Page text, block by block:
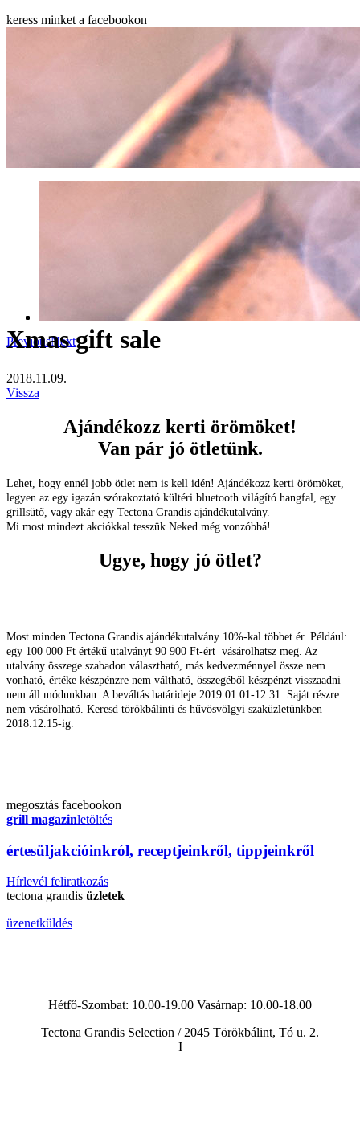
keress minket a facebookon
PreviousNext
Xmas gift sale
2018.11.09.
Vissza
Ajándékozz kerti örömöket!
Van pár jó ötletünk.
Lehet, hogy ennél jobb ötlet nem is kell idén! Ajándékozz kerti örömöket,
legyen az egy igazán szórakoztató kültéri bluetooth világító hangfal, egy
grillsütő, vagy akár egy Tectona Grandis ajándékutalvány.
Mi most mindezt akciókkal tesszük Neked még vonzóbbá!
Ugye, hogy jó ötlet?
Most minden Tectona Grandis ajándékutalvány 10%-kal többet ér. Például:
egy 100 000 Ft értékű utalványt 90 900 Ft-ért vásárolhatsz meg. Az
utalvány összege szabadon választható, más kedvezménnyel össze nem
vonható, értéke készpénzre nem váltható, összegéből készpénzt visszaadni
nem áll módunkban. A beváltás határideje 2019.01.01-12.31. Saját részre
nem vásárolható. Keresd törökbálinti és hűvösvölgyi szaküzletünkben
2018.12.15-ig.
megosztás facebookon
grill magazinletöltés
értesüljakcióinkról, receptjeinkről, tippjeinkről
Hírlevél feliratkozás
tectona grandis üzletek
üzenetküldés
Hétfő-Szombat: 10.00-19.00 Vasárnap: 10.00-18.00
Tectona Grandis Selection / 2045 Törökbálint, Tó u. 2.
I